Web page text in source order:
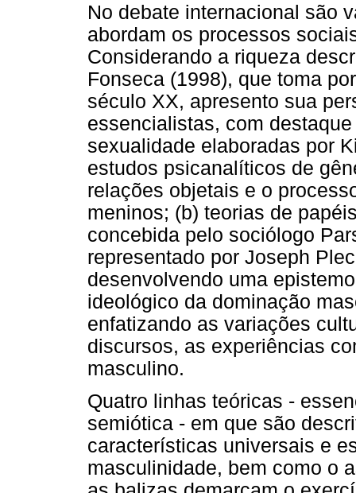
No debate internacional são
abordam os processos
Considerando a riqueza
Fonseca (1998), que toma
século XX, apresento sua
essencialistas, com
sexualidade elaboradas por
estudos psicanalíticos de
relações objetais e o
meninos; (b) teorias de
concebida pelo sociólogo
representado por Joseph
desenvolvendo uma
ideológico da dominação
enfatizando as variações
discursos, as experiências
masculino.
Quatro linhas teóricas -
semiótica - em que são
características universais e
masculinidade, bem como o